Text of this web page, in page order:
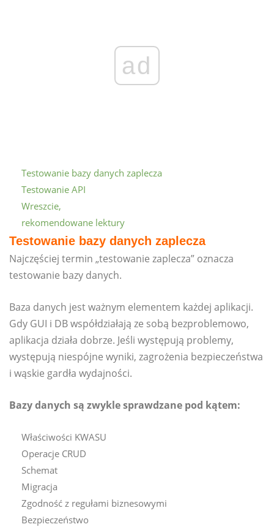
ad
Testowanie bazy danych zaplecza
Testowanie API
Wreszcie,
rekomendowane lektury
Testowanie bazy danych zaplecza
Najczęściej termin „testowanie zaplecza” oznacza
testowanie bazy danych.
Baza danych jest ważnym elementem każdej aplikacji.
Gdy GUI i DB współdziałają ze sobą bezproblemowo,
aplikacja działa dobrze. Jeśli występują problemy,
występują niespójne wyniki, zagrożenia bezpieczeństwa
i wąskie gardła wydajności.
Bazy danych są zwykle sprawdzane pod kątem:
Właściwości KWASU
Operacje CRUD
Schemat
Migracja
Zgodność z regułami biznesowymi
Bezpieczeństwo